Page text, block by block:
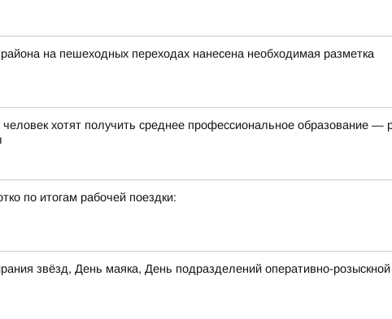
на пешеходных переходах нанесена необходимая разметка
хотят получить среднее профессиональное образование —
по итогам рабочей поездки:
звёзд, День маяка, День подразделений оперативно-